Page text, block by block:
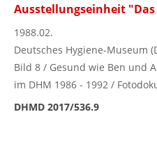
Ausstellungseinheit "Das
1988.02.
Deutsches Hygiene-Museum
Bild 8 / Gesund wie Ben und
im DHM 1986 - 1992 /
DHMD 2017/536.9